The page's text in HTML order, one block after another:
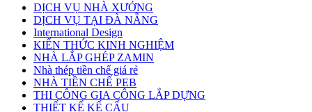
DỊCH VỤ NHÀ XƯỞNG
DỊCH VỤ TẠI ĐÀ NẴNG
International Design
KIẾN THỨC KINH NGHIỆM
NHÀ LẮP GHÉP ZAMIN
Nhà thép tiền chế giá rẻ
NHÀ TIỀN CHẾ PEB
THI CÔNG GIA CÔNG LẮP DỰNG
THIẾT KẾ KẾ CẤU